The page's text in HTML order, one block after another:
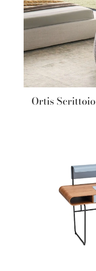
Ortis Scrittoio